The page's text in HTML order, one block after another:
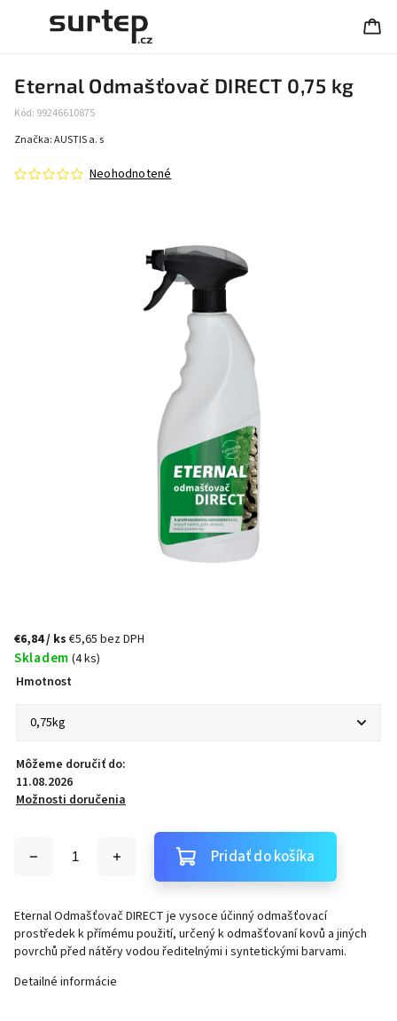
Eternal Odmašťovač DIRECT 0,75 kg
Kód: 99246610875
Neohodnotené
Značka:AUSTIS a. s
€6,84/ ks €5,65 bez DPH
Skladem (4 ks)
Hmotnost
Môžeme doručiť do:
11.08.2026
Možnosti doručenia
Pridať do košíka
Eternal Odmašťovač DIRECT je vysoce účinný odmašťovací
prostředek k přímému použití, určený k odmašťovaní kovů a jiných
povrchů před nátěry vodou ředitelnými i syntetickými barvami.
Detailné informácie